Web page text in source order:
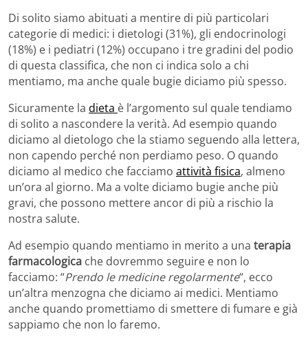
Di solito siamo abituati a mentire di più particolari
categorie di medici: i dietologi (31%), gli endocrinologi
(18%) e i pediatri (12%) occupano i tre gradini del podio
di questa classifica, che non ci indica solo a chi
mentiamo, ma anche quale bugie diciamo più spesso.
Sicuramente la dieta è l’argomento sul quale tendiamo
di solito a nascondere la verità. Ad esempio quando
diciamo al dietologo che la stiamo seguendo alla lettera,
non capendo perché non perdiamo peso. O quando
diciamo al medico che facciamo attività fisica, almeno
un’ora al giorno. Ma a volte diciamo bugie anche più
gravi, che possono mettere ancor di più a rischio la
nostra salute.
Ad esempio quando mentiamo in merito a una terapia
farmacologica che dovremmo seguire e non lo
facciamo: “Prendo le medicine regolarmente“, ecco
un’altra menzogna che diciamo ai medici. Mentiamo
anche quando promettiamo di smettere di fumare e già
sappiamo che non lo faremo.